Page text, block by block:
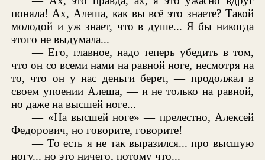
поняла! Ах, Алеша, как вы всё это знаете? Такой
молодой и уж знает, что в душе... Я бы никогда
этого не выдумала...
— Его, главное, надо теперь убедить в том,
что он со всеми нами на равной ноге, несмотря на
то, что он у нас деньги берет, — продолжал в
своем упоении Алеша, — и не только на равной,
но даже на высшей ноге...
— «На высшей ноге» — прелестно, Алексей
Федорович, но говорите, говорите!
— То есть я не так выразился... про высшую
ногу... но это ничего, потому что...